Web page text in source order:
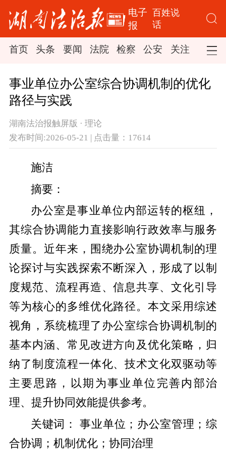
电子
报
百姓说
话
首页 头条 要闻 法院 检察 公安 关注 司法
事业单位办公室综合协调机制的优化
路径与实践
湖南法治报触屏版 · 理论
发布时间:2026-05-21 | 点击量：17614
施洁
摘要：
办公室是事业单位内部运转的枢纽，
其综合协调能力直接影响行政效率与服务
质量。近年来，围绕办公室协调机制的理
论探讨与实践探索不断深入，形成了以制
度规范、流程再造、信息共享、文化引导
等为核心的多维优化路径。本文采用综述
视角，系统梳理了办公室综合协调机制的
基本内涵、常见改进方向及优化策略，归
纳了制度流程一体化、技术文化双驱动等
主要思路，以期为事业单位完善内部治
理、提升协同效能提供参考。
关键词： 事业单位；办公室管理；综
合协调；机制优化；协同治理